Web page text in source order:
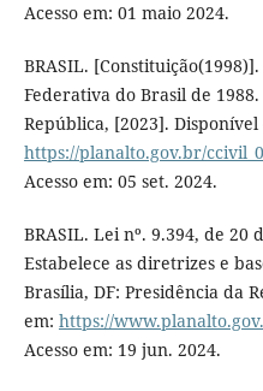
Acesso em: 01 maio 2024.
BRASIL.
Federativa do Brasil de
República, [2023]. Disponível
https://planalto.gov.br/
Acesso em: 05 set. 2024.
BRASIL. Lei nº. 9.394, de 20
Estabelece as diretrizes e
Brasília, DF: Presidência da
em: https://
Acesso em: 19 jun. 2024.